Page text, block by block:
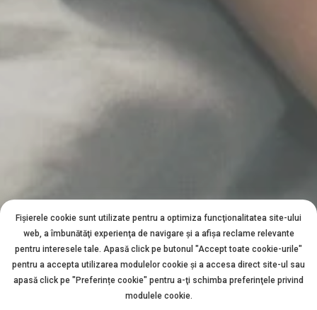
Fișierele cookie sunt utilizate pentru a optimiza funcţionalitatea site-ului
web, a îmbunătăţi experienţa de navigare şi a afişa reclame relevante
pentru interesele tale. Apasă click pe butonul "Accept toate cookie-urile"
pentru a accepta utilizarea modulelor cookie şi a accesa direct site-ul sau
apasă click pe "Preferințe cookie" pentru a-ţi schimba preferinţele privind
modulele cookie.